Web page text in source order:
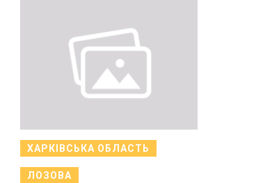
ХАРКІВСЬКА ОБЛАСТЬ
ЛОЗОВА